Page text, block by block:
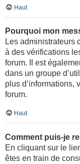
Haut
Pourquoi mon
Les administrateurs
à des vérifications
forum. Il est
dans un groupe
plus d’informations,
forum.
Haut
Comment puis-je
En cliquant sur le
êtes en train de